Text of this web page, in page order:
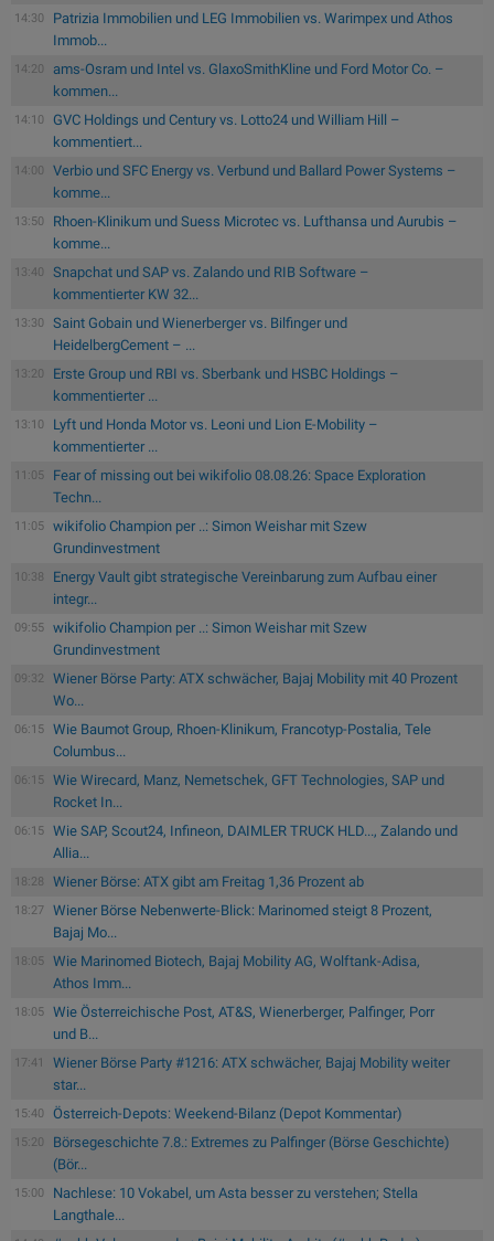
14:30
Patrizia Immobilien und LEG Immobilien vs. Warimpex und Athos
Immob...
14:20
ams-Osram und Intel vs. GlaxoSmithKline und Ford Motor Co. –
kommen...
14:10
GVC Holdings und Century vs. Lotto24 und William Hill –
kommentiert...
14:00
Verbio und SFC Energy vs. Verbund und Ballard Power Systems –
komme...
13:50
Rhoen-Klinikum und Suess Microtec vs. Lufthansa und Aurubis –
komme...
13:40
Snapchat und SAP vs. Zalando und RIB Software –
kommentierter KW 32...
13:30
Saint Gobain und Wienerberger vs. Bilfinger und
HeidelbergCement – ...
13:20
Erste Group und RBI vs. Sberbank und HSBC Holdings –
kommentierter ...
13:10
Lyft und Honda Motor vs. Leoni und Lion E-Mobility –
kommentierter ...
11:05
Fear of missing out bei wikifolio 08.08.26: Space Exploration
Techn...
11:05
wikifolio Champion per ..: Simon Weishar mit Szew
Grundinvestment
10:38
Energy Vault gibt strategische Vereinbarung zum Aufbau einer
integr...
09:55
wikifolio Champion per ..: Simon Weishar mit Szew
Grundinvestment
09:32
Wiener Börse Party: ATX schwächer, Bajaj Mobility mit 40 Prozent
Wo...
06:15
Wie Baumot Group, Rhoen-Klinikum, Francotyp-Postalia, Tele
Columbus...
06:15
Wie Wirecard, Manz, Nemetschek, GFT Technologies, SAP und
Rocket In...
06:15
Wie SAP, Scout24, Infineon, DAIMLER TRUCK HLD..., Zalando und
Allia...
18:28 Wiener Börse: ATX gibt am Freitag 1,36 Prozent ab
18:27
Wiener Börse Nebenwerte-Blick: Marinomed steigt 8 Prozent,
Bajaj Mo...
18:05
Wie Marinomed Biotech, Bajaj Mobility AG, Wolftank-Adisa,
Athos Imm...
18:05
Wie Österreichische Post, AT&S, Wienerberger, Palfinger, Porr
und B...
17:41
Wiener Börse Party #1216: ATX schwächer, Bajaj Mobility weiter
star...
15:40 Österreich-Depots: Weekend-Bilanz (Depot Kommentar)
15:20
Börsegeschichte 7.8.: Extremes zu Palfinger (Börse Geschichte)
(Bör...
15:00
Nachlese: 10 Vokabel, um Asta besser zu verstehen; Stella
Langthale...